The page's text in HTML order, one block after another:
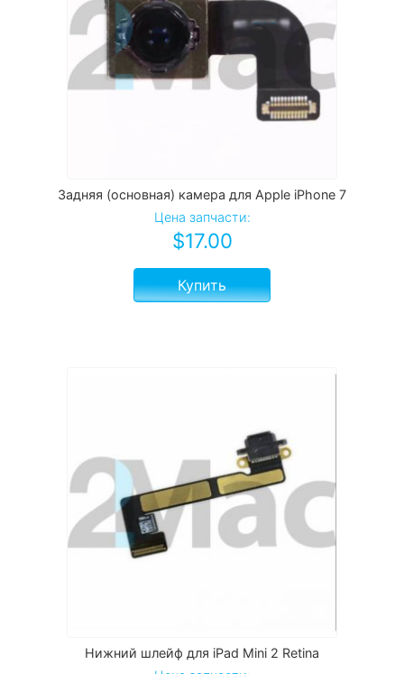
Задняя (основная) камера для Apple iPhone 7
Цена запчасти:
$17.00
Купить
Нижний шлейф для iPad Mini 2 Retina